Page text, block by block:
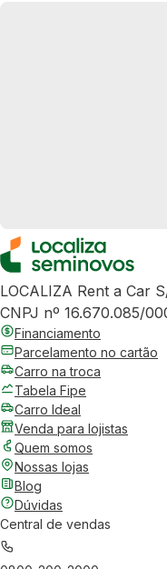
LOCALIZA Rent a Car
CNPJ nº 16.670.085/
Financiamento
Parcelamento no cartão
Carro na troca
Tabela Fipe
Carro Ideal
Venda para lojistas
Quem somos
Nossas lojas
Blog
Dúvidas
Central de vendas